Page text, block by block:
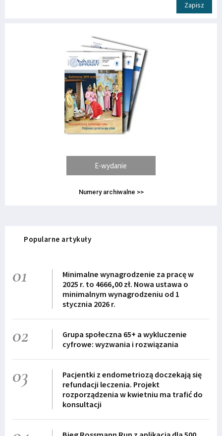
Zapisz
E-wydanie
Numery archiwalne >>
Popularne artykuły
01
Minimalne wynagrodzenie za pracę w
2025 r. to 4666,00 zł. Nowa ustawa o
minimalnym wynagrodzeniu od 1
stycznia 2026 r.
02
Grupa społeczna 65+ a wykluczenie
cyfrowe: wyzwania i rozwiązania
03
Pacjentki z endometriozą doczekają się
refundacji leczenia. Projekt
rozporządzenia w kwietniu ma trafić do
konsultacji